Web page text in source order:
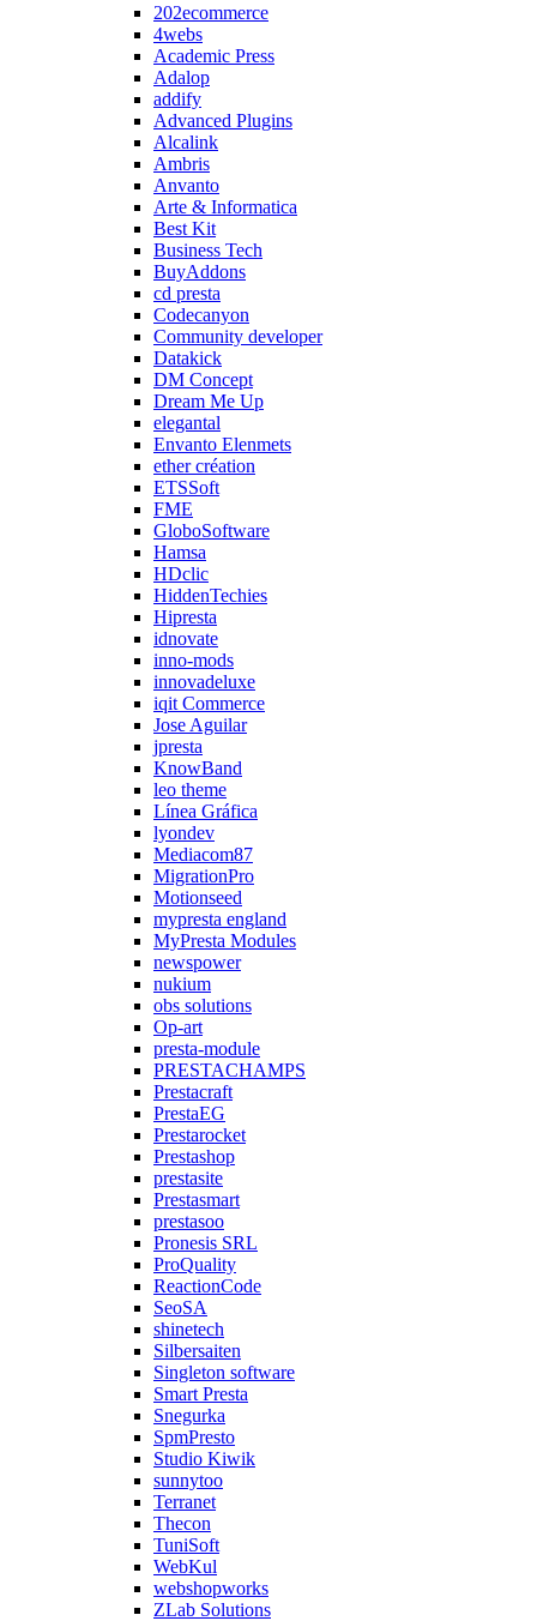
202ecommerce
4webs
Academic Press
Adalop
addify
Advanced Plugins
Alcalink
Ambris
Anvanto
Arte & Informatica
Best Kit
Business Tech
BuyAddons
cd presta
Codecanyon
Community developer
Datakick
DM Concept
Dream Me Up
elegantal
Envanto Elenmets
ether création
ETSSoft
FME
GloboSoftware
Hamsa
HDclic
HiddenTechies
Hipresta
idnovate
inno-mods
innovadeluxe
iqit Commerce
Jose Aguilar
jpresta
KnowBand
leo theme
Línea Gráfica
lyondev
Mediacom87
MigrationPro
Motionseed
mypresta england
MyPresta Modules
newspower
nukium
obs solutions
Op-art
presta-module
PRESTACHAMPS
Prestacraft
PrestaEG
Prestarocket
Prestashop
prestasite
Prestasmart
prestasoo
Pronesis SRL
ProQuality
ReactionCode
SeoSA
shinetech
Silbersaiten
Singleton software
Smart Presta
Snegurka
SpmPresto
Studio Kiwik
sunnytoo
Terranet
Thecon
TuniSoft
WebKul
webshopworks
ZLab Solutions